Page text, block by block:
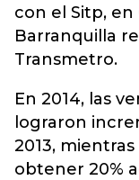
con el Sitp, en
Barranquilla
Transmetro.
En 2014, las
lograron
2013,
obtener 20%